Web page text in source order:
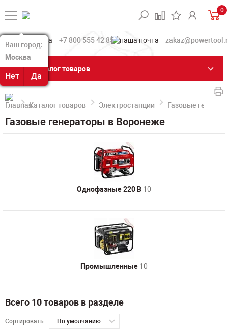
Ваш город:
Москва
Нет Да
Ваш город:
Москва
Нет Да
0
+7 800 555 42 85
Каталог товаров
Каталог товаров Электростанции Газовые
Газовые генераторы в Воронеже
Однофазные 220 В 10
Промышленные 10
Всего 10 товаров в разделе
Сортировать По умолчанию